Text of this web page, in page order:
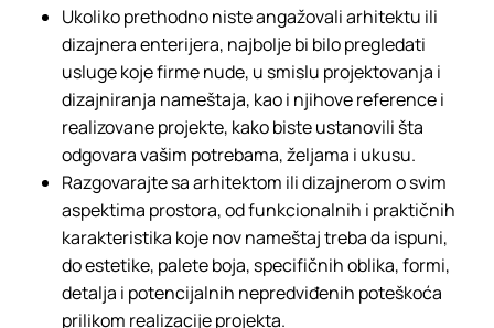
Ukoliko prethodno niste angažovali arhitektu ili
dizajnera enterijera, najbolje bi bilo pregledati
usluge koje firme nude, u smislu projektovanja i
dizajniranja nameštaja, kao i njihove reference i
realizovane projekte, kako biste ustanovili šta
odgovara vašim potrebama, željama i ukusu.
Razgovarajte sa arhitektom ili dizajnerom o svim
aspektima prostora, od funkcionalnih i praktičnih
karakteristika koje nov nameštaj treba da ispuni,
do estetike, palete boja, specifičnih oblika, formi,
detalja i potencijalnih nepredviđenih poteškoća
prilikom realizacije projekta.